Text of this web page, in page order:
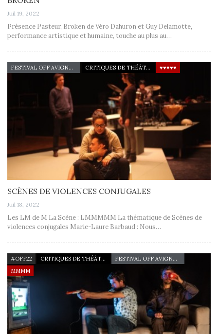
Juil 19, 2022
Présence Pasteur, Broken de Véro Dahuron et Guy Delamotte,
performance artistique et humaine, touche au plus au…
FESTIVAL OFF AVIGNON 22 CRITIQUES DE THÉÂTRE ♥♥♥♥♥
SCÈNES DE VIOLENCES CONJUGALES
Juil 18, 2022
Les LM de M La Scène : LMMMMM La thématique de Scènes de
violences conjugales Marie-Laure Barbaud : Nous…
#OFF22 CRITIQUES DE THÉÂTRE
FESTIVAL OFF AVIGNON 22
MMMM